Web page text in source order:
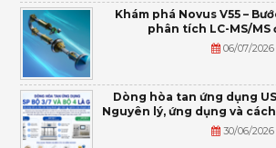
Khám phá Novus V55 –
phân tích LC-MS/MS
06/07/2026
Dòng hòa tan ứng dụng
Nguyên lý, ứng dụng và
30/06/2026